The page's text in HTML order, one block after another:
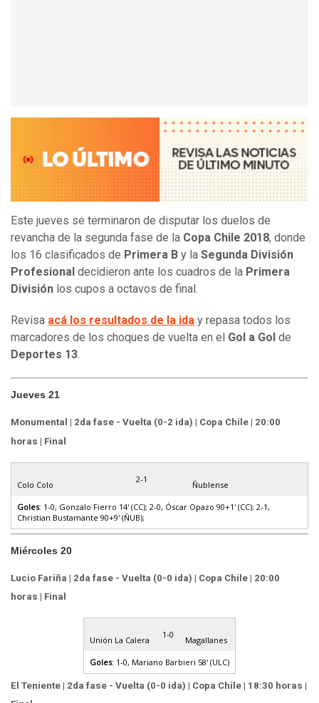
Este jueves se terminaron de disputar los duelos de
revancha de la segunda fase de la Copa Chile 2018, donde
los 16 clasificados de Primera B y la Segunda División
Profesional decidieron ante los cuadros de la Primera
División los cupos a octavos de final.
Revisa acá los resultados de la ida y repasa todos los
marcadores de los choques de vuelta en el Gol a Gol de
Deportes 13.
Jueves 21
Monumental | 2da fase - Vuelta (0-2 ida) | Copa Chile | 20:00
horas | Final
Colo Colo
2-1
Ñublense
Goles: 1-0, Gonzalo Fierro 14' (CC); 2-0, Óscar Opazo 90+1' (CC); 2-1,
Christian Bustamante 90+9' (ÑUB);
Miércoles 20
Lucio Fariña | 2da fase - Vuelta (0-0 ida) | Copa Chile | 20:00
horas | Final
Unión La Calera
1-0
Magallanes
Goles: 1-0, Mariano Barbieri 58' (ULC)
El Teniente | 2da fase - Vuelta (0-0 ida) | Copa Chile | 18:30 horas |